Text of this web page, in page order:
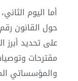
أما اليوم
على تحديد أبرز
مقترحات
والمؤسساتي